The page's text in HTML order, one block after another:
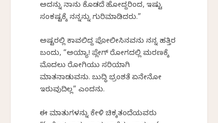
ಅದನ್ನು ನಾನು ಕೊಡದೆ ಹೋದ್ದರಿಂದ, ಇಷ್ಟು
ಸಂಕಷ್ಟಕ್ಕೆ ನನ್ನನ್ನು ಗುರಿಮಾಡಿದರು.”
ಅಷ್ಟರಲ್ಲಿ ಕಾವಲಿದ್ದ ಪೋಲೀಸಿನವನು ನನ್ನ ಹತ್ತಿರ
ಬಂದು, “ಅಯ್ಯಾ! ಪ್ಲೇಗ್ ರೋಗದಲ್ಲಿ ಮರಣಕ್ಕೆ
ಮೊದಲು ರೋಗಿಯು ಸರಿಯಾಗಿ
ಮಾತನಾಡುವನು. ಬುದ್ಧಿ ಭ್ರಂಶತೆ ಏನೇನೋ
ಇರುವುದಿಲ್ಲ” ಎಂದನು.
ಈ ಮಾತುಗಳನ್ನು ಕೇಳಿ ಚಿಕ್ಕತಂದೆಯವರು